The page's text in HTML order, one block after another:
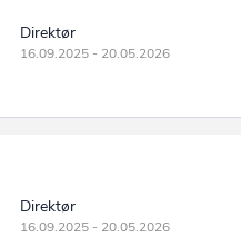
Direktør
16.09.2025 - 20.05.2026
Direktør
16.09.2025 - 20.05.2026